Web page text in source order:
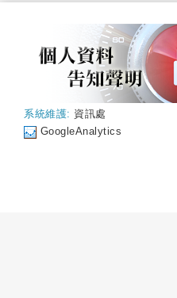
系統維護: 資訊處
GoogleAnalytics